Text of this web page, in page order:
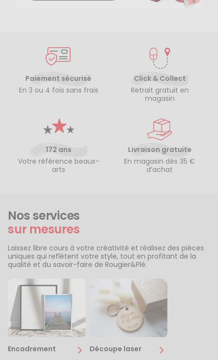
Paiement sécurisé
En 3 ou 4 fois sans frais
Click & Collect
Retrait gratuit en
magasin
172 ans
Votre référence beaux-
arts
Livraison gratuite
En magasin dès 35 €
d’achat
Nos services
sur mesures
Laissez libre cours à votre créativité et réalisez des pièces
uniques qui reflètent votre style, tout en profitant de la
qualité et du savoir-faire de Rougier&Plé.
Encadrement Découpe laser